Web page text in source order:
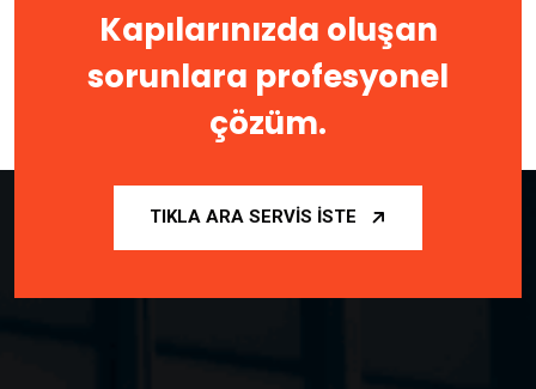
Kapılarınızda oluşan
sorunlara profesyonel
çözüm.
TIKLA ARA SERVIS İSTE